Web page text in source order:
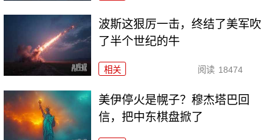
波斯这狠厉一击，终结了美军吹
了半个世纪的牛
相关 阅读 18474
美伊停火是幌子？穆杰塔巴回
信，把中东棋盘掀了